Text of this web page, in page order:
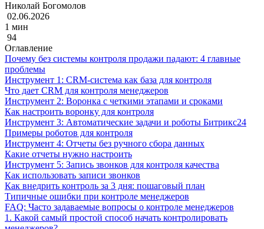
Николай Богомолов
02.06.2026
1 мин
94
Оглавление
Почему без системы контроля продажи падают: 4 главные
проблемы
Инструмент 1: CRM-система как база для контроля
Что дает CRM для контроля менеджеров
Инструмент 2: Воронка с четкими этапами и сроками
Как настроить воронку для контроля
Инструмент 3: Автоматические задачи и роботы Битрикс24
Примеры роботов для контроля
Инструмент 4: Отчеты без ручного сбора данных
Какие отчеты нужно настроить
Инструмент 5: Запись звонков для контроля качества
Как использовать записи звонков
Как внедрить контроль за 3 дня: пошаговый план
Типичные ошибки при контроле менеджеров
FAQ: Часто задаваемые вопросы о контроле менеджеров
1. Какой самый простой способ начать контролировать